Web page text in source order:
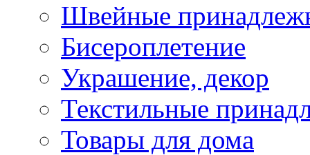
Швейные
Бисероплетение
Украшение, декор
Текстильные
Товары для дома